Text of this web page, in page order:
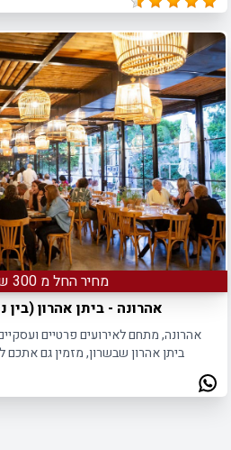
מחיר החל מ 300 ש"ח למנה
אהרונה - ביתן אהרון (בין
אהרונה, מתחם לאירועים פרטיים
ביתן אהרון שבשרון, מזמין גם אתכם